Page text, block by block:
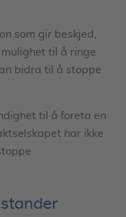
som gir beskjed,
til å ringe
bidra til å stoppe
til å foreta en
har ikke